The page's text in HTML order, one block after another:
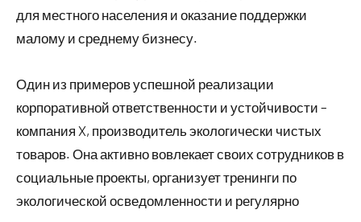
для местного населения и оказание поддержки
малому и среднему бизнесу.
Один из примеров успешной реализации
корпоративной ответственности и устойчивости –
компания X, производитель экологически чистых
товаров. Она активно вовлекает своих сотрудников в
социальные проекты, организует тренинги по
экологической осведомленности и регулярно